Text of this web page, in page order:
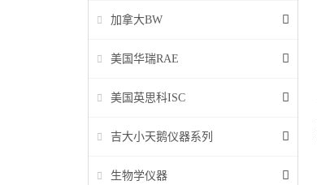
加拿大BW
美国华瑞RAE
美国英思科ISC
吉大小天鹅仪器系列
生物学仪器